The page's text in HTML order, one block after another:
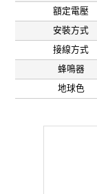
額定電壓
安裝方式
接線方式
蜂鳴器
地球色